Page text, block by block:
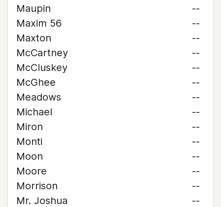
Maupin
--
Maxim 56
--
Maxton
--
McCartney
--
McCluskey
--
McGhee
--
Meadows
--
Michael
--
Miron
--
Monti
--
Moon
--
Moore
--
Morrison
--
Mr. Joshua
--